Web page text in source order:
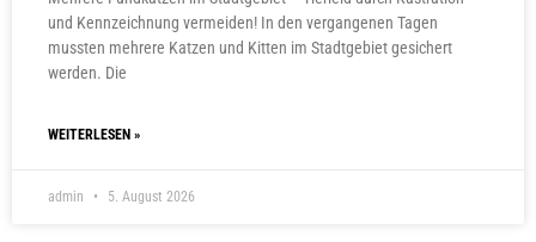
und Kennzeichnung vermeiden! In den vergangenen Tagen
mussten mehrere Katzen und Kitten im Stadtgebiet gesichert
werden. Die
WEITERLESEN »
admin 5. August 2026